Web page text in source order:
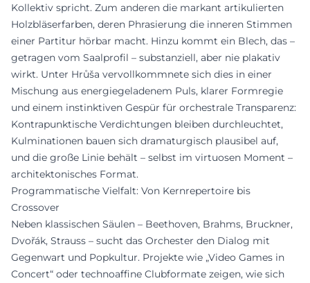
Kollektiv spricht. Zum anderen die markant artikulierten
Holzbläserfarben, deren Phrasierung die inneren Stimmen
einer Partitur hörbar macht. Hinzu kommt ein Blech, das –
getragen vom Saalprofil – substanziell, aber nie plakativ
wirkt. Unter Hrůša vervollkommnete sich dies in einer
Mischung aus energiegeladenem Puls, klarer Formregie
und einem instinktiven Gespür für orchestrale Transparenz:
Kontrapunktische Verdichtungen bleiben durchleuchtet,
Kulminationen bauen sich dramaturgisch plausibel auf,
und die große Linie behält – selbst im virtuosen Moment –
architektonisches Format.
Programmatische Vielfalt: Von Kernrepertoire bis
Crossover
Neben klassischen Säulen – Beethoven, Brahms, Bruckner,
Dvořák, Strauss – sucht das Orchester den Dialog mit
Gegenwart und Popkultur. Projekte wie „Video Games in
Concert“ oder technoaffine Clubformate zeigen, wie sich